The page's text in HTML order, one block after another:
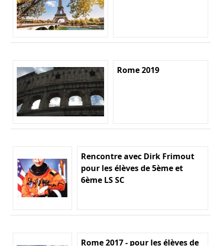
Rome 2019
Rencontre avec Dirk Frimout
pour les élèves de 5ème et
6ème LS SC
Rome 2017 - pour les élèves de